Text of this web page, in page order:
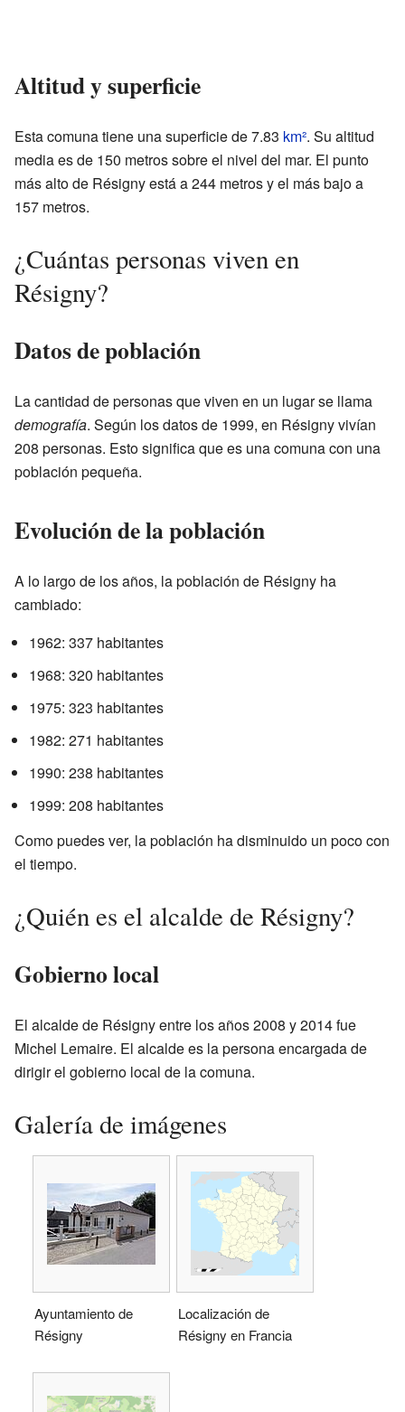
Altitud y superficie
Esta comuna tiene una superficie de 7.83 km². Su altitud
media es de 150 metros sobre el nivel del mar. El punto
más alto de Résigny está a 244 metros y el más bajo a
157 metros.
¿Cuántas personas viven en
Résigny?
Datos de población
La cantidad de personas que viven en un lugar se llama
demografía. Según los datos de 1999, en Résigny vivían
208 personas. Esto significa que es una comuna con una
población pequeña.
Evolución de la población
A lo largo de los años, la población de Résigny ha
cambiado:
1962: 337 habitantes
1968: 320 habitantes
1975: 323 habitantes
1982: 271 habitantes
1990: 238 habitantes
1999: 208 habitantes
Como puedes ver, la población ha disminuido un poco con
el tiempo.
¿Quién es el alcalde de Résigny?
Gobierno local
El alcalde de Résigny entre los años 2008 y 2014 fue
Michel Lemaire. El alcalde es la persona encargada de
dirigir el gobierno local de la comuna.
Galería de imágenes
Ayuntamiento de
Résigny
Localización de
Résigny en Francia